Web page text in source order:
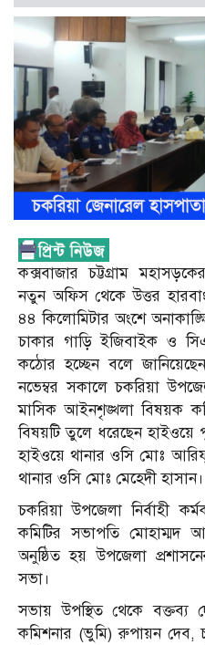
কক্সবাজার চট্টগ্রাম
নতুন অফিস থেকে উত্তর
৪৪ কিলোমিটার অংশে
চাকার গাড়ি ইজিবাইক ও
কঠোর হচ্ছেন বলে
নভেম্বর সকালে চকরিয়া
মাসিক আইনশৃঙ্খলা বিষয়ক
বিষয়টি তুলে ধরেছেন হাইওয়ে
হাইওয়ে থানার ওসি মোঃ
থানার ওসি মোঃ মেহেদী হাসান।
চকরিয়া উপজেলা নির্বাহী
কমিটির সভাপতি মোহাম্মদ
অনুষ্ঠিত হয় উপজেলা
সভা।
সভায় উপস্থিত থেকে বক্তব্য
কমিশনার (ভুমি) রুপায়ন দেব,